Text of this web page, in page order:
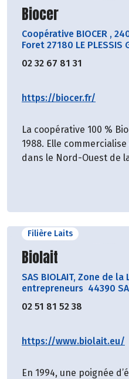
Découvrir le
Biocer
Coopérative BIOCER ,
Foret 27180 LE PLESSIS
02 32 67 81 31
https://biocer.fr/
La coopérative 100 %
1988. Elle
dans le Nord-Ouest de
Filière Laits
Découvrir le
Biolait
SAS BIOLAIT, Zone de la
entrepreneurs 44390
02 51 81 52 38
https://www.biolait.eu/
En 1994, une poignée